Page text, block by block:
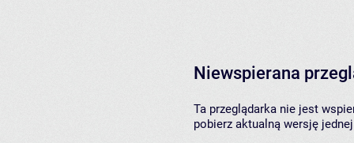
Niewspierana
Ta przeglądarka nie jest
pobierz aktualną wersję